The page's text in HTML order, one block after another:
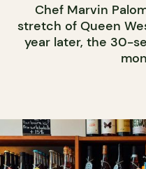
Chef Marvin
stretch of Queen
year later, the 30-